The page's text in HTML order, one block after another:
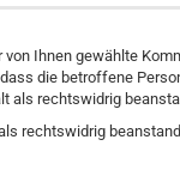
Ihnen gewählte
die betroffene
als rechtswidrig
rechtswidrig